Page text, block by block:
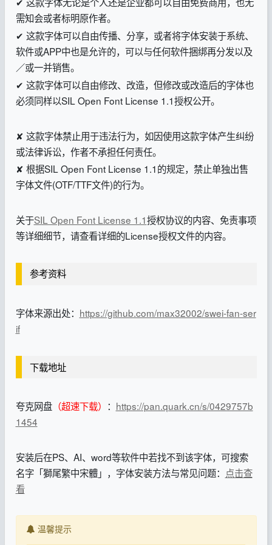
需知会或者标明原作者。
✔ 这款字体可以自由传播、分享，或者将字体安装于系统、
软件或APP中也是允许的，可以与任何软件捆绑再分发以及
／或一并销售。
✔ 这款字体可以自由修改、改造，但修改或改造后的字体也
必须同样以SIL Open Font License 1.1授权公开。
✘ 这款字体禁止用于违法行为，如因使用这款字体产生纠纷
或法律诉讼，作者不承担任何责任。
✘ 根据SIL Open Font License 1.1的规定，禁止单独出售
字体文件(OTF/TTF文件)的行为。
关于SIL Open Font License 1.1授权协议的内容、免责事项
等详细细节，请查看详细的License授权文件的内容。
参考资料
字体来源出处： https://github.com/max32002/swei-fan-ser
if
下载地址
夸克网盘（超速下载） ： https://pan.quark.cn/s/0429757b
1454
安装后在PS、AI、word等软件中若找不到该字体，可搜索
名字「獅尾繁中宋體」，字体安装方法与常见问题： 点击查
看
温馨提示